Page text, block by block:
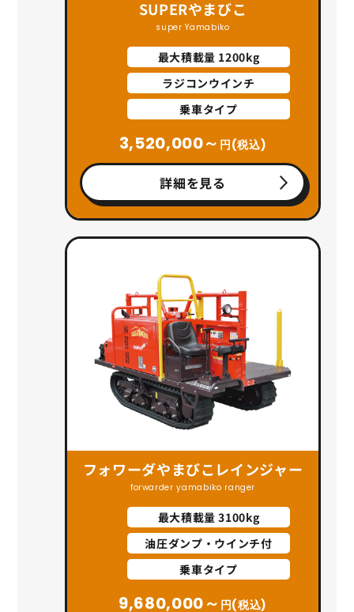
SUPERやまびこ
super Yamabiko
最大積載量 1200kg
ラジコンウインチ
乗車タイプ
3,520,000～ 円(税込)
詳細を見る
フォワーダやまびこレインジャー
forwarder yamabiko ranger
最大積載量 3100kg
油圧ダンプ・ウインチ付
乗車タイプ
9,680,000～ 円(税込)